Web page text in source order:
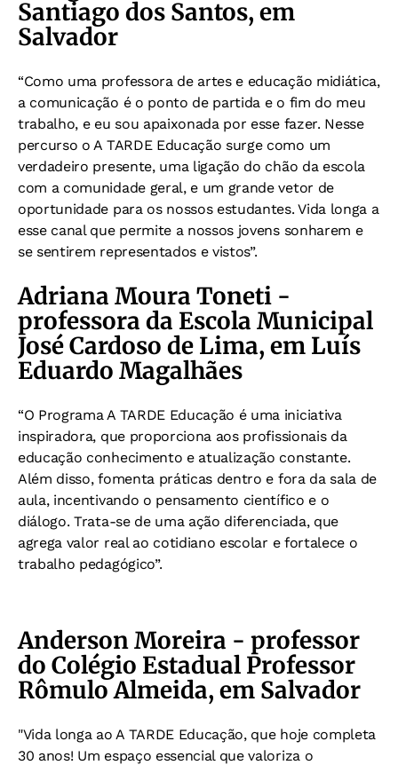
Santiago dos Santos, em
Salvador
“Como uma professora de artes e educação midiática,
a comunicação é o ponto de partida e o fim do meu
trabalho, e eu sou apaixonada por esse fazer. Nesse
percurso o A TARDE Educação surge como um
verdadeiro presente, uma ligação do chão da escola
com a comunidade geral, e um grande vetor de
oportunidade para os nossos estudantes. Vida longa a
esse canal que permite a nossos jovens sonharem e
se sentirem representados e vistos”.
Adriana Moura Toneti -
professora da Escola Municipal
José Cardoso de Lima, em Luís
Eduardo Magalhães
“O Programa A TARDE Educação é uma iniciativa
inspiradora, que proporciona aos profissionais da
educação conhecimento e atualização constante.
Além disso, fomenta práticas dentro e fora da sala de
aula, incentivando o pensamento científico e o
diálogo. Trata-se de uma ação diferenciada, que
agrega valor real ao cotidiano escolar e fortalece o
trabalho pedagógico”.
Anderson Moreira - professor
do Colégio Estadual Professor
Rômulo Almeida, em Salvador
"Vida longa ao A TARDE Educação, que hoje completa
30 anos! Um espaço essencial que valoriza o